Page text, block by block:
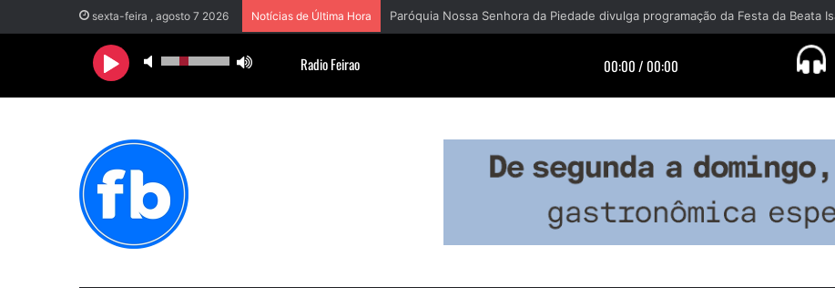
sexta-feira , agosto 7 2026 Notícias de Última Hora